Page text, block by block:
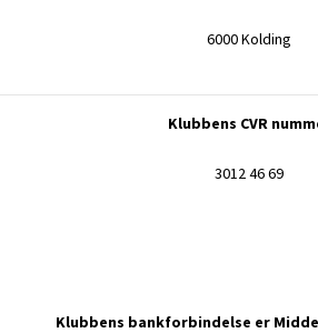
6000 Kolding
Klubbens CVR
3012 46 69
Klubbens bankforbindelse er